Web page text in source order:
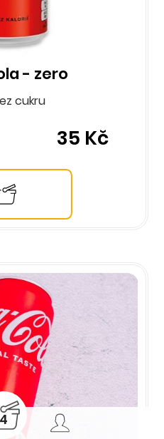
4
- zero
cukru
35 Kč